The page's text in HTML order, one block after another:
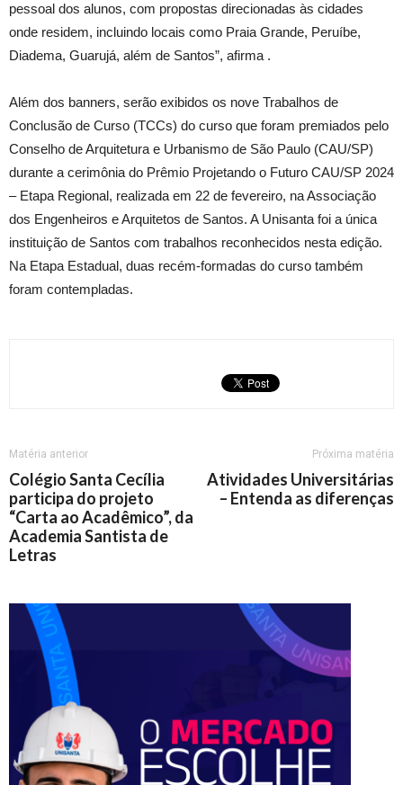
pessoal dos alunos, com propostas direcionadas às cidades
onde residem, incluindo locais como Praia Grande, Peruíbe,
Diadema, Guarujá, além de Santos”, afirma .
Além dos banners, serão exibidos os nove Trabalhos de
Conclusão de Curso (TCCs) do curso que foram premiados pelo
Conselho de Arquitetura e Urbanismo de São Paulo (CAU/SP)
durante a cerimônia do Prêmio Projetando o Futuro CAU/SP 2024
– Etapa Regional, realizada em 22 de fevereiro, na Associação
dos Engenheiros e Arquitetos de Santos. A Unisanta foi a única
instituição de Santos com trabalhos reconhecidos nesta edição.
Na Etapa Estadual, duas recém-formadas do curso também
foram contempladas.
Matéria anterior
Colégio Santa Cecília
participa do projeto
“Carta ao Acadêmico”, da
Academia Santista de
Letras
Próxima matéria
Atividades Universitárias
– Entenda as diferenças